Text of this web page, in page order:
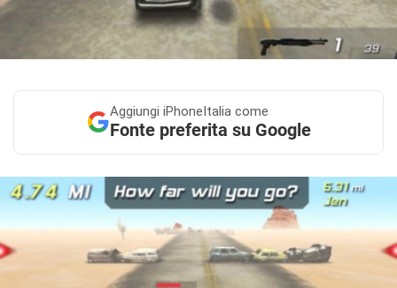
Aggiungi iPhoneItalia come
Fonte preferita su Google